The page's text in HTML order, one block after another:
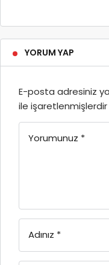
YORUM YAP
E-posta adresiniz
ile işaretlenmişlerdir
Yorumunuz *
Adınız *